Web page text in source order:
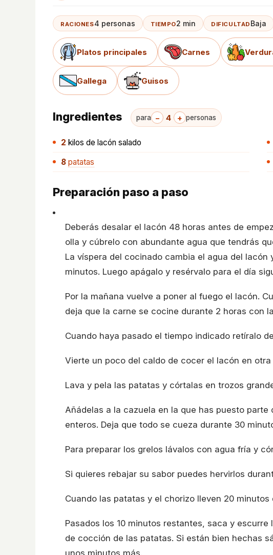
RACIONES4 personas TIEMPO2 min DIFICULTAD Baja
Platos principales Carnes
Gallega Guisos
Ingredientes para − 4 + personas
2 kilos de lacón salado
8 patatas
Preparación paso a paso
Deberás desalar el lacón 48 horas antes de
olla y cúbrelo con abundante agua que tendrás
La víspera del cocinado cambia el agua del
minutos. Luego apágalo y resérvalo para el día
Por la mañana vuelve a poner al fuego el lacón.
deja que la carne se cocine durante 2 horas con
Cuando haya pasado el tiempo indicado retíralo
Vierte un poco del caldo de cocer el lacón en
Lava y pela las patatas y córtalas en trozos
Añádelas a la cazuela en la que has puesto
enteros. Deja que todo se cueza durante 30
Para preparar los grelos lávalos con agua fría y
Si quieres rebajar su sabor puedes hervirlos
Cuando las patatas y el chorizo lleven 20
Pasados los 10 minutos restantes, saca y
de cocción de las patatas. Si están bien hechas
unos minutos más.